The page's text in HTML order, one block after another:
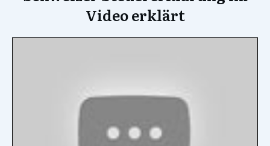
Video erklärt